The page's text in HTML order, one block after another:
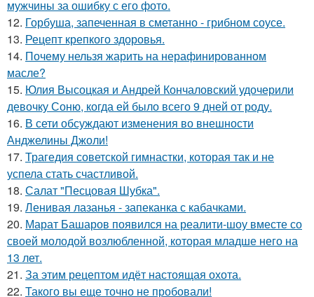
мужчины за ошибку с его фото.
12. Горбуша, запеченная в сметанно - грибном соусе.
13. Рецепт крепкого здоровья.
14. Почему нельзя жарить на нерафинированном
масле?
15. Юлия Высоцкая и Андрей Кончаловский удочерили
девочку Соню, когда ей было всего 9 дней от роду.
16. В сети обсуждают изменения во внешности
Анджелины Джоли!
17. Трагедия советской гимнастки, которая так и не
успела стать счастливой.
18. Салат "Песцовая Шубка".
19. Ленивая лазанья - запеканка с кабачками.
20. Марат Башаров появился на реалити-шоу вместе со
своей молодой возлюбленной, которая младше него на
13 лет.
21. За этим рецептом идёт настоящая охота.
22. Такого вы еще точно не пробовали!